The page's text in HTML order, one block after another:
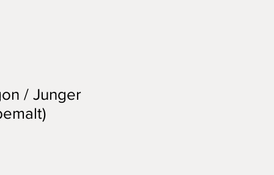
/ Junger